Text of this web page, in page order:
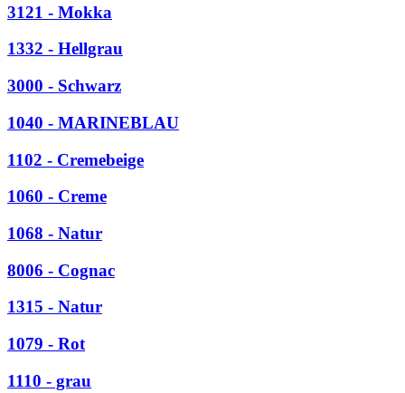
3121 - Mokka
1332 - Hellgrau
3000 - Schwarz
1040 - MARINEBLAU
1102 - Cremebeige
1060 - Creme
1068 - Natur
8006 - Cognac
1315 - Natur
1079 - Rot
1110 - grau